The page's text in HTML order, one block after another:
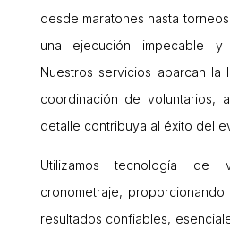
desde maratones hasta
una ejecución impecable y
Nuestros servicios abarcan la
coordinación de voluntarios,
detalle contribuya al éxito del
Utilizamos tecnología de
cronometraje,
resultados confiables,